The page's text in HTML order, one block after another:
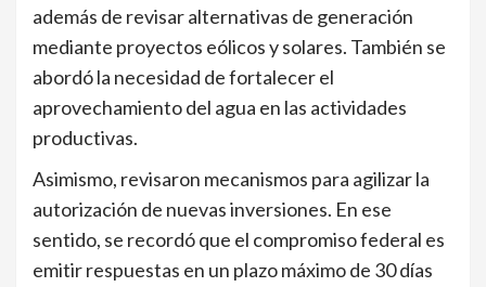
además de revisar alternativas de generación
mediante proyectos eólicos y solares. También se
abordó la necesidad de fortalecer el
aprovechamiento del agua en las actividades
productivas.
Asimismo, revisaron mecanismos para agilizar la
autorización de nuevas inversiones. En ese
sentido, se recordó que el compromiso federal es
emitir respuestas en un plazo máximo de 30 días